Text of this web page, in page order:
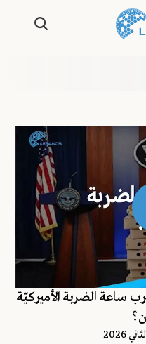
ساعة الضربة الأميركيّة